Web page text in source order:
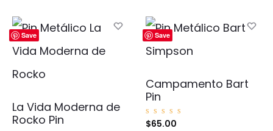
carrito
Save
La Vida Moderna de
Rocko Pin
Save
Campamento Bart
Pin
Valorad
o con
$65.00